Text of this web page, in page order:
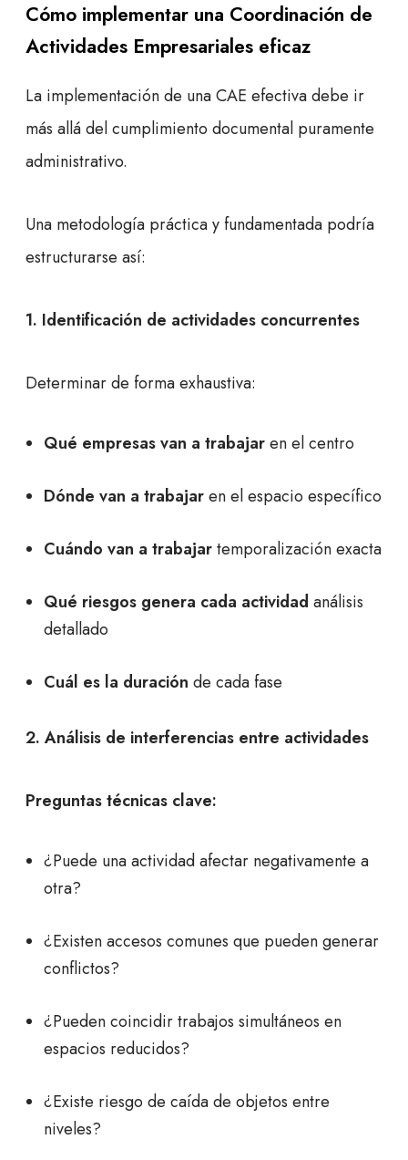
Cómo implementar una Coordinación de
Actividades Empresariales eficaz
La implementación de una CAE efectiva debe ir
más allá del cumplimiento documental puramente
administrativo.
Una metodología práctica y fundamentada podría
estructurarse así:
1. Identificación de actividades concurrentes
Determinar de forma exhaustiva:
Qué empresas van a trabajaren el centro
Dónde van a trabajaren el espacio específico
Cuándo van a trabajartemporalización exacta
Qué riesgos genera cada actividad análisis
detallado
Cuál es la duración de cada fase
2. Análisis de interferencias entre actividades
Preguntas técnicas clave:
¿Puede una actividad afectar negativamente a
otra?
¿Existen accesos comunes que pueden generar
conflictos?
¿Pueden coincidir trabajos simultáneos en
espacios reducidos?
¿Existe riesgo de caída de objetos entre
niveles?